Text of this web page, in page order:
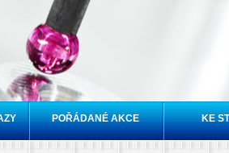
POŘÁDANÉ AKCE KE